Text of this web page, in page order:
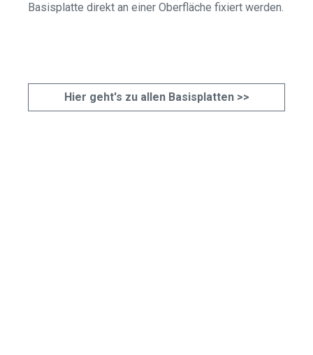
Basisplatte direkt an einer Oberfläche fixiert werden.
Hier geht's zu allen Basisplatten >>